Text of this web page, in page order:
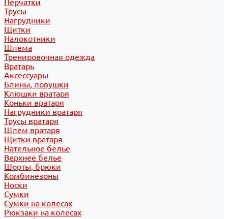
Перчатки
Трусы
Нагрудники
Щитки
Налокотники
Шлема
Тренировочная одежда
Вратарь
Аксессуары
Блины, ловушки
Клюшки вратаря
Коньки вратаря
Нагрудники вратаря
Трусы вратаря
Шлем вратаря
Щитки вратаря
Нательное белье
Верхнее белье
Шорты, брюки
Комбинезоны
Носки
Сумки
Сумки на колесах
Рюкзаки на колесах